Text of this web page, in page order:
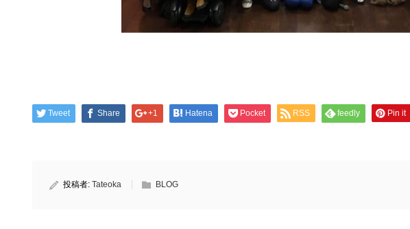
Tweet Share +1 Hatena Pocket RSS feedly Pin it
投稿者: Tateoka BLOG